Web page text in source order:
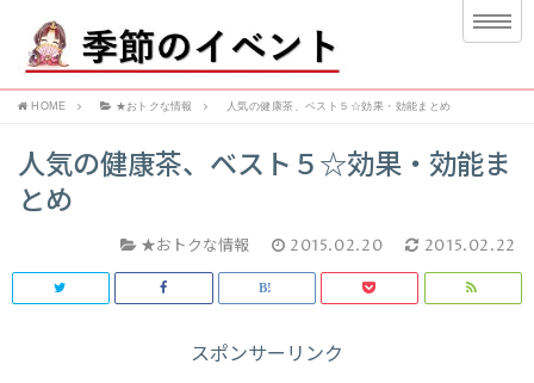
HOME ★おトクな情報 人気の健康茶、ベスト５☆効果・効能まとめ
人気の健康茶、ベスト５☆効果・効能ま
とめ
★おトクな情報 2015.02.20 2015.02.22
スポンサーリンク